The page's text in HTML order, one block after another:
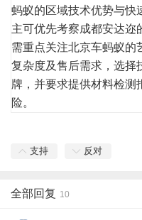
蚂蚁的区域技术优势与快
主可优先考察成都安达迩
需重点关注北京车蚂蚁的
复杂度及售后需求，选择
牌，并要求提供材料检测
险。
支持 反对
全部回复 10